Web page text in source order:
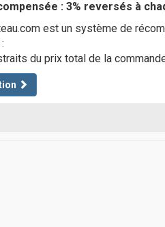
: 3% reversés à
est un système de
du prix total de la